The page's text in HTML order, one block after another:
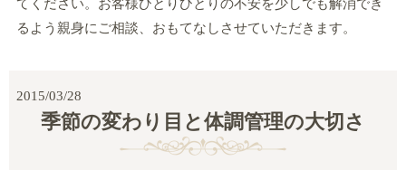
てください。お客様ひとりひとりの不安を少しでも解消でき
るよう親身にご相談、おもてなしさせていただきます。
2015/03/28
季節の変わり目と体調管理の大切さ